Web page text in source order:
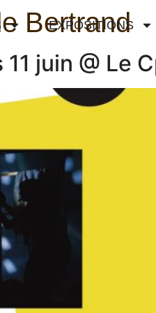
EXPOSITIONS
Bertrand
juin @ Le